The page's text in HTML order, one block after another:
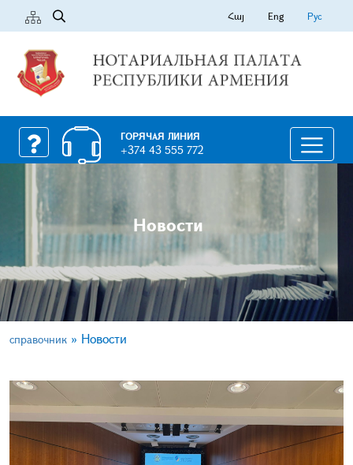
Հայ Eng Рус
ГОРЯЧАЯ ЛИНИЯ
+374 43 555 772
Новости
справочник » Новости